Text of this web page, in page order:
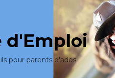
d'Emploi
pour parents d'ados